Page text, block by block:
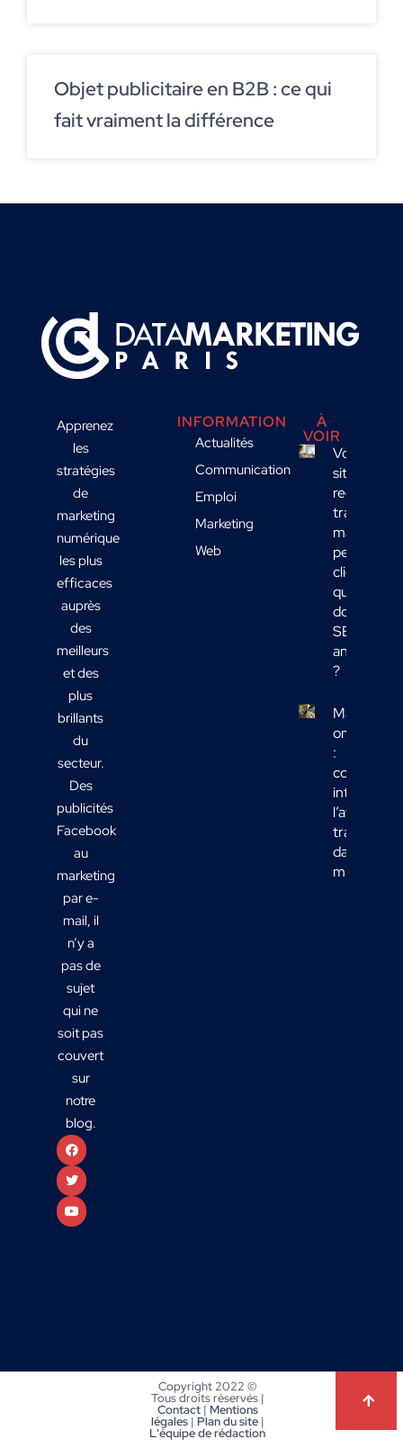
Objet publicitaire en B2B : ce qui
fait vraiment la différence
Apprenez
les
stratégies
de
marketing
numérique
les plus
efficaces
auprès
des
meilleurs
et des
plus
brillants
du
secteur.
Des
publicités
Facebook
au
marketing
par e-
mail, il
n’y a
pas de
sujet
qui ne
soit pas
couvert
sur
notre
blog.
INFORMATION
Actualités
Communication
Emploi
Marketing
Web
À
VOIR
Votre
site
reçoit du
trafic
mais
peu de
clients :
quelles
données
SEO
analyser
?
Marketing
omnicanal
:
comment
intégrer
l’affichage
transport
dans votre
mix média
Copyright 2022 ©
Tous droits réservés |
Contact| Mentions
légales| Plan du site|
L'équipe de rédaction